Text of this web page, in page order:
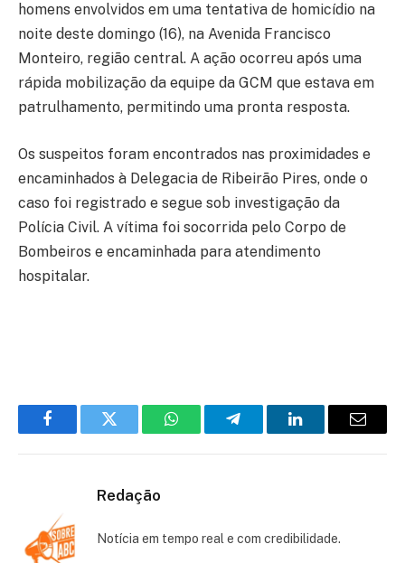
homens envolvidos em uma tentativa de homicídio na
noite deste domingo (16), na Avenida Francisco
Monteiro, região central. A ação ocorreu após uma
rápida mobilização da equipe da GCM que estava em
patrulhamento, permitindo uma pronta resposta.
Os suspeitos foram encontrados nas proximidades e
encaminhados à Delegacia de Ribeirão Pires, onde o
caso foi registrado e segue sob investigação da
Polícia Civil. A vítima foi socorrida pelo Corpo de
Bombeiros e encaminhada para atendimento
hospitalar.
FacebookTwitter WhatsAppTelegramLinkedInEmail
Redação
Notícia em tempo real e com credibilidade.